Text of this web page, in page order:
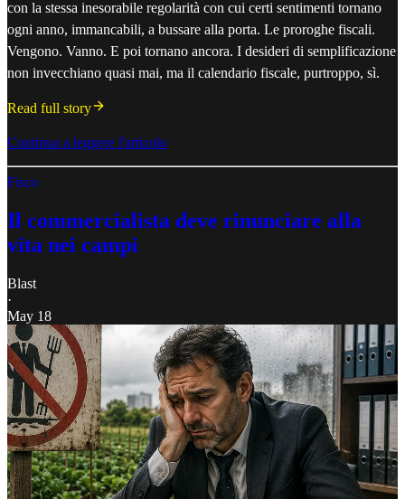
con la stessa inesorabile regolarità con cui certi sentimenti tornano
ogni anno, immancabili, a bussare alla porta. Le proroghe fiscali.
Vengono. Vanno. E poi tornano ancora. I desideri di semplificazione
non invecchiano quasi mai, ma il calendario fiscale, purtroppo, sì.
Read full story
Continua a leggere l'articolo
Fisco
Il commercialista deve rinunciare alla
vita nei campi
Blast
·
May 18